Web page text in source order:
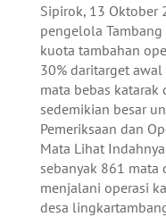
Sipirok, 13 Oktober
pengelola
kuota tambahan
30% daritarget
mata bebas katarak
sedemikian besar
Pemeriksaan dan
Mata Lihat
sebanyak 861 mata
menjalani operasi
desa